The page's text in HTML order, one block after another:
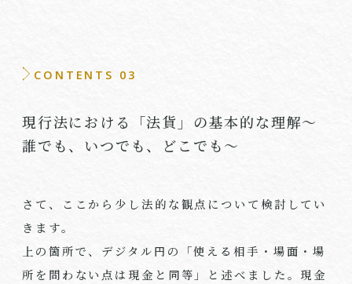
CONTENTS 03
現行法における「法貨」の基本的な理解～
誰でも、いつでも、どこでも～
さて、ここから少し法的な観点について検討してい
きます。
上の箇所で、デジタル円の「使える相手・場面・場
所を問わない点は現金と同等」と述べました。現金